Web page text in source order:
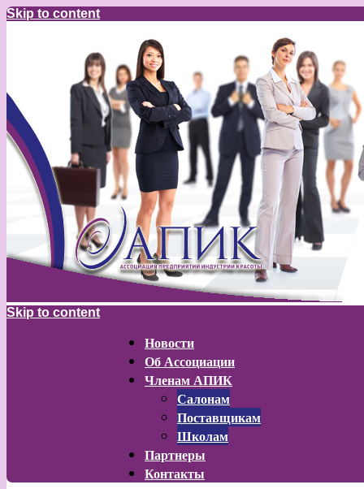
Skip to content
Skip to content
Новости
Об Ассоциации
Членам АПИК
Салонам
Поставщикам
Школам
Партнеры
Контакты